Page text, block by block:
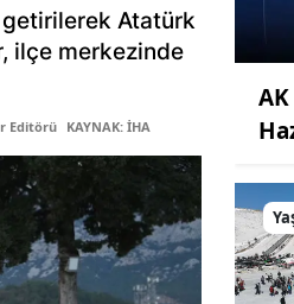
Atatürk
ilçe merkezinde
Editörü KAYNAK: İHA